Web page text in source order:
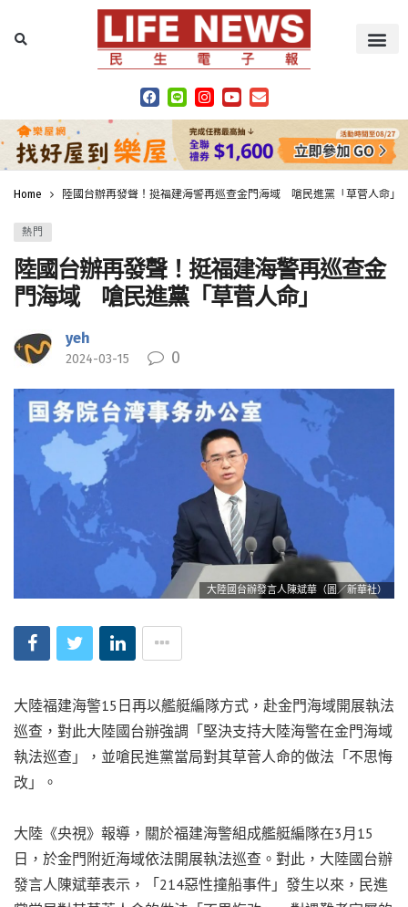
Home 陸國台辦再發聲！挺福建海警再巡查金門海域 嗆民進黨「草菅人命」
熱門
陸國台辦再發聲！挺福建海警再巡查金
門海域 嗆民進黨「草菅人命」
yeh
2024-03-15 0
大陸國台辦發言人陳斌華（圖／新華社）
大陸福建海警15日再以艦艇編隊方式，赴金門海域開展執法
巡查，對此大陸國台辦強調「堅決支持大陸海警在金門海域
執法巡查」，並嗆民進黨當局對其草菅人命的做法「不思悔
改」。
大陸《央視》報導，關於福建海警組成艦艇編隊在3月15
日，於金門附近海域依法開展執法巡查。對此，大陸國台辦
發言人陳斌華表示，「214惡性撞船事件」發生以來，民進